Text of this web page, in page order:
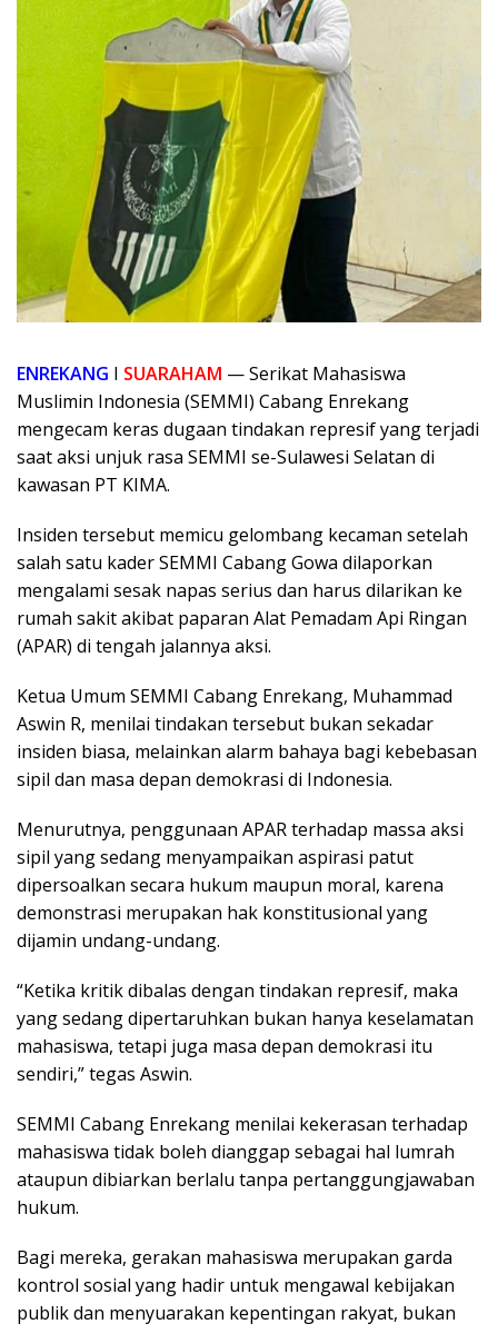
ENREKANG I SUARAHAM — Serikat Mahasiswa
Muslimin Indonesia (SEMMI) Cabang Enrekang
mengecam keras dugaan tindakan represif yang terjadi
saat aksi unjuk rasa SEMMI se-Sulawesi Selatan di
kawasan PT KIMA.
Insiden tersebut memicu gelombang kecaman setelah
salah satu kader SEMMI Cabang Gowa dilaporkan
mengalami sesak napas serius dan harus dilarikan ke
rumah sakit akibat paparan Alat Pemadam Api Ringan
(APAR) di tengah jalannya aksi.
Ketua Umum SEMMI Cabang Enrekang, Muhammad
Aswin R, menilai tindakan tersebut bukan sekadar
insiden biasa, melainkan alarm bahaya bagi kebebasan
sipil dan masa depan demokrasi di Indonesia.
Menurutnya, penggunaan APAR terhadap massa aksi
sipil yang sedang menyampaikan aspirasi patut
dipersoalkan secara hukum maupun moral, karena
demonstrasi merupakan hak konstitusional yang
dijamin undang-undang.
“Ketika kritik dibalas dengan tindakan represif, maka
yang sedang dipertaruhkan bukan hanya keselamatan
mahasiswa, tetapi juga masa depan demokrasi itu
sendiri,” tegas Aswin.
SEMMI Cabang Enrekang menilai kekerasan terhadap
mahasiswa tidak boleh dianggap sebagai hal lumrah
ataupun dibiarkan berlalu tanpa pertanggungjawaban
hukum.
Bagi mereka, gerakan mahasiswa merupakan garda
kontrol sosial yang hadir untuk mengawal kebijakan
publik dan menyuarakan kepentingan rakyat, bukan